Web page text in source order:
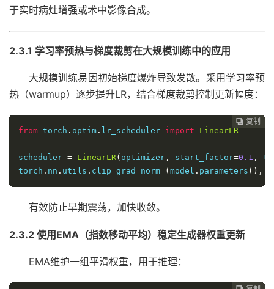
于实时病灶增强或术中影像合成。
2.3.1 学习率预热与梯度裁剪在大规模训练中的应用
大规模训练易因初始梯度爆炸导致发散。采用学习率预
热（warmup）逐步提升LR，结合梯度裁剪控制更新幅度：
 复制
 复制
 复制
 复制
 复制
 复制
 复制
 复制
 复制
 复制
 复制
 复制
 复制
 复制
 复制
 复制
 复制
 复制
 复制
 复制
 复制
from torch . optim . lr_scheduler import LinearLR
scheduler = LinearLR( optimizer , start_factor=0.1 ,
torch . nn . utils . clip_grad_norm_ ( model . parameters (),
有效防止早期震荡，加快收敛。
2.3.2 使用EMA（指数移动平均）稳定生成器权重更新
EMA维护一组平滑权重，用于推理：